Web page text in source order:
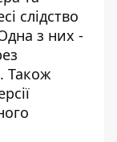
слідство
з них -
Також